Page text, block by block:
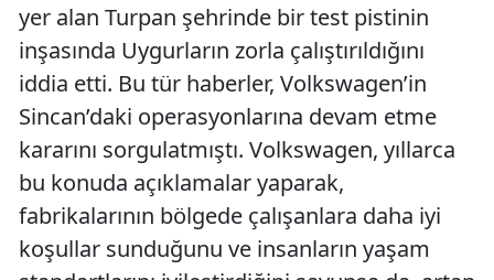
yer alan Turpan şehrinde bir test pistinin
inşasında Uygurların zorla çalıştırıldığını
iddia etti. Bu tür haberler, Volkswagen’in
Sincan’daki operasyonlarına devam etme
kararını sorgulatmıştı. Volkswagen, yıllarca
bu konuda açıklamalar yaparak,
fabrikalarının bölgede çalışanlara daha iyi
koşullar sunduğunu ve insanların yaşam